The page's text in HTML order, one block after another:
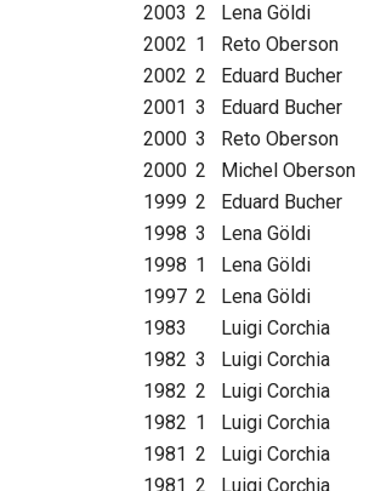
2003 2 Lena Göldi
2002 1 Reto Oberson
2002 2 Eduard Bucher
2001 3 Eduard Bucher
2000 3 Reto Oberson
2000 2 Michel Oberson
1999 2 Eduard Bucher
1998 3 Lena Göldi
1998 1 Lena Göldi
1997 2 Lena Göldi
1983
Luigi Corchia
1982 3 Luigi Corchia
1982 2 Luigi Corchia
1982 1 Luigi Corchia
1981 2 Luigi Corchia
1981 2 Luigi Corchia